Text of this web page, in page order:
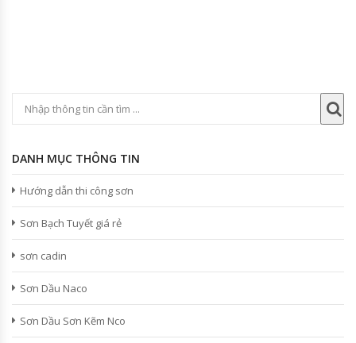
DANH MỤC THÔNG TIN
Hướng dẫn thi công sơn
Sơn Bạch Tuyết giá rẻ
sơn cadin
Sơn Dầu Naco
Sơn Dầu Sơn Kẽm Nco